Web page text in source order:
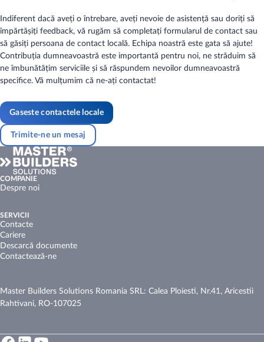
Indiferent dacă aveți o întrebare, aveți nevoie de asistență sau doriți să
împărtășiți feedback, vă rugăm să completați formularul de contact sau
să găsiți persoana de contact locală. Echipa noastră este gata să ajute!
Contribuția dumneavoastră este importantă pentru noi, ne străduim să
ne îmbunătățim serviciile și să răspundem nevoilor dumneavoastră
specifice. Vă mulțumim că ne-ați contactat!
Gaseste contactele locale
Trimite-ne un mesaj
COMPANIE
Despre noi
SERVICII
Contacte
Cariere
Descarcă documente
Contactează-ne
Master Builders Solutions Romania SRL: Calea Ploiesti, Nr.41, Aricestii
Rahtivani, RO-107025